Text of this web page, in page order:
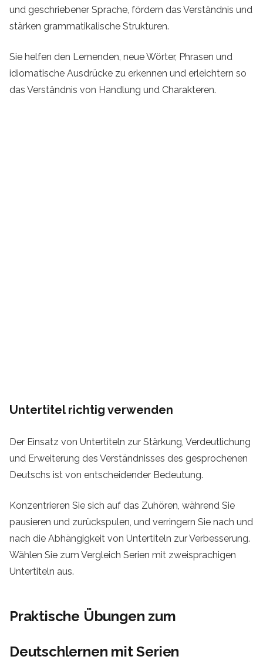
und geschriebener Sprache, fördern das Verständnis und
stärken grammatikalische Strukturen.
Sie helfen den Lernenden, neue Wörter, Phrasen und
idiomatische Ausdrücke zu erkennen und erleichtern so
das Verständnis von Handlung und Charakteren.
Untertitel richtig verwenden
Der Einsatz von Untertiteln zur Stärkung, Verdeutlichung
und Erweiterung des Verständnisses des gesprochenen
Deutschs ist von entscheidender Bedeutung.
Konzentrieren Sie sich auf das Zuhören, während Sie
pausieren und zurückspulen, und verringern Sie nach und
nach die Abhängigkeit von Untertiteln zur Verbesserung.
Wählen Sie zum Vergleich Serien mit zweisprachigen
Untertiteln aus.
Praktische Übungen zum
Deutschlernen mit Serien